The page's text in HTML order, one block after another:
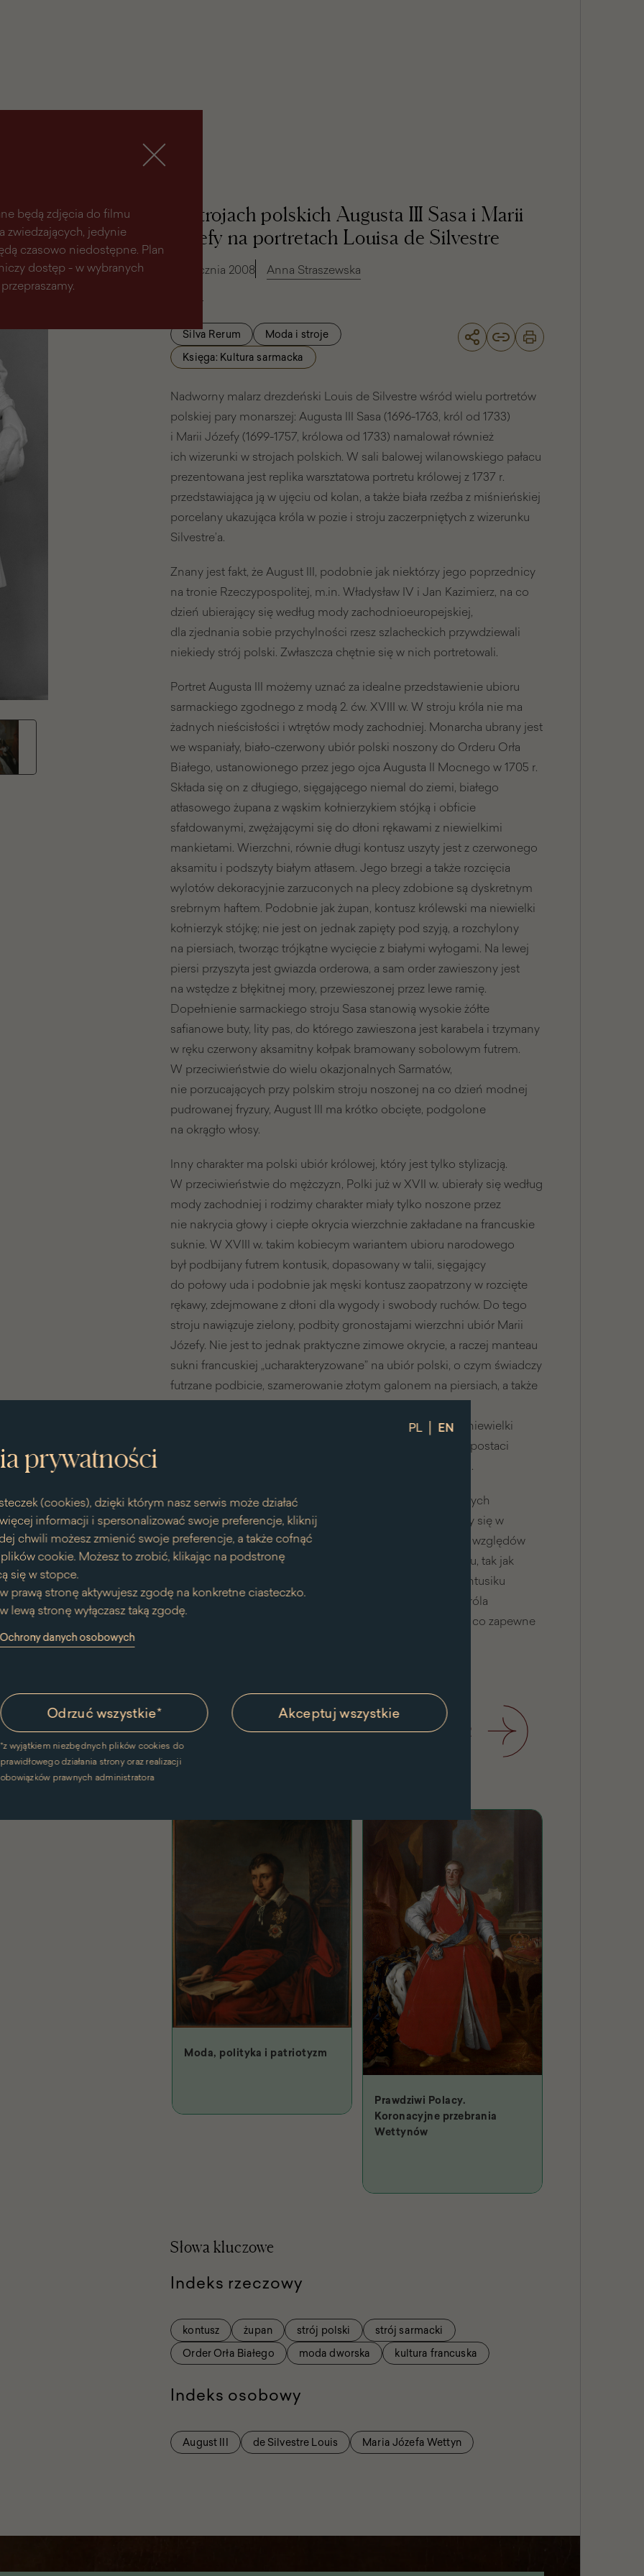
PL | EN
prywatności
(cookies), dzięki którym nasz serwis może działać
informacji i spersonalizować swoje preferencje, kliknij
chwili możesz zmienić swoje preferencje, a także cofnąć
cookie. Możesz to zrobić, klikając na podstronę
się w stopce.
prawą stronę aktywujesz zgodę na konkretne ciasteczko.
lewą stronę wyłączasz taką zgodę.
danych osobowych
Odrzuć wszystkie*
*z wyjątkiem niezbędnych plików cookies do
prawidłowego działania strony oraz realizacji
obowiązków prawnych administratora
Akceptuj wszystkie
będą zdjęcia do filmu
zwiedzających, jedynie
czasowo niedostępne. Plan
dostęp - w wybranych
O strojach polskich Augusta III Sasa i Marii
Józefy na portretach Louisa de Silvestre
21 stycznia 2008 Anna Straszewska
Silva Rerum
Moda i stroje
Księga: Kultura sarmacka
Nadworny malarz drezdeński Louis de Silvestre wśród wielu portretów
polskiej pary monarszej: Augusta III Sasa (1696-1763, król od 1733)
i Marii Józefy (1699-1757, królowa od 1733) namalował również
ich wizerunki w strojach polskich. W sali balowej wilanowskiego pałacu
prezentowana jest replika warsztatowa portretu królowej z 1737 r.
przedstawiająca ją w ujęciu od kolan, a także biała rzeźba z miśnieńskiej
porcelany ukazująca króla w pozie i stroju zaczerpniętych z wizerunku
Silvestre’a.
Znany jest fakt, że August III, podobnie jak niektórzy jego poprzednicy
na tronie Rzeczypospolitej, m.in. Władysław IV i Jan Kazimierz, na co
dzień ubierający się według mody zachodnioeuropejskiej,
dla zjednania sobie przychylności rzesz szlacheckich przywdziewali
niekiedy strój polski. Zwłaszcza chętnie się w nich portretowali.
Portret Augusta III możemy uznać za idealne przedstawienie ubioru
sarmackiego zgodnego z modą 2. ćw. XVIII w. W stroju króla nie ma
żadnych nieścisłości i wtrętów mody zachodniej. Monarcha ubrany jest
we wspaniały, biało-czerwony ubiór polski noszony do Orderu Orła
Białego, ustanowionego przez jego ojca Augusta II Mocnego w 1705 r.
Składa się on z długiego, sięgającego niemal do ziemi, białego
atłasowego żupana z wąskim kołnierzykiem stójką i obficie
sfałdowanymi, zwężającymi się do dłoni rękawami z niewielkimi
mankietami. Wierzchni, równie długi kontusz uszyty jest z czerwonego
aksamitu i podszyty białym atłasem. Jego brzegi a także rozcięcia
wylotów dekoracyjnie zarzuconych na plecy zdobione są dyskretnym
srebrnym haftem. Podobnie jak żupan, kontusz królewski ma niewielki
kołnierzyk stójkę; nie jest on jednak zapięty pod szyją, a rozchylony
na piersiach, tworząc trójkątne wycięcie z białymi wyłogami. Na lewej
piersi przyszyta jest gwiazda orderowa, a sam order zawieszony jest
na wstędze z błękitnej mory, przewieszonej przez lewe ramię.
Dopełnienie sarmackiego stroju Sasa stanowią wysokie żółte
safianowe buty, lity pas, do którego zawieszona jest karabela i trzymany
w ręku czerwony aksamitny kołpak bramowany sobolowym futrem.
W przeciwieństwie do wielu okazjonalnych Sarmatów,
nie porzucających przy polskim stroju noszonej na co dzień modnej
pudrowanej fryzury, August III ma krótko obcięte, podgolone
na okrągło włosy.
Inny charakter ma polski ubiór królowej, który jest tylko stylizacją.
W przeciwieństwie do mężczyzn, Polki już w XVII w. ubierały się według
mody zachodniej i rodzimy charakter miały tylko noszone przez
nie nakrycia głowy i ciepłe okrycia wierzchnie zakładane na francuskie
suknie. W XVIII w. takim kobiecym wariantem ubioru narodowego
był podbijany futrem kontusik, dopasowany w talii, sięgający
do połowy uda i podobnie jak męski kontusz zaopatrzony w rozcięte
rękawy, zdejmowane z dłoni dla wygody i swobody ruchów. Do tego
stroju nawiązuje zielony, podbity gronostajami wierzchni ubiór Marii
Józefy. Nie jest to jednak praktyczne zimowe okrycie, a raczej manteau
sukni francuskiej „ucharakteryzowane” na ubiór polski, o czym świadczy
futrzane podbicie, szamerowanie złotym galonem na piersiach, a także
podwójne rękawy, z których wierzchnie są długie, rozcięte
i dekoracyjnie zwisają na plecach. Na głowie królowa ma niewielki
czerwony bramowany futrem kołpaczek zredukowany do postaci
stroika nie przysłaniającego modnej pudrowanej peruczki.
Znane jest bardzo niewiele kobiecych osiemnastowiecznych
wizerunków w strojach polskich. Zwykle Polki portretowały się w
modnych francuskich sukniach. Jedynie sporadycznie ze względów
politycznych podkreślały narodowy charakter swego stroju, tak jak
to ma miejsce w przypadku wizerunku Marii Józefy. W kontusiku
i kołpaczku portretowana była również matka kolejnego króla
Rzeczpospolitej Konstancja z Czartoryskich Poniatowska, co zapewne
Polecane artykuły 2 Następny
Moda, polityka i patriotyzm
Prawdziwi Polacy.
Koronacyjne przebrania
Wettynów
Słowa kluczowe
Indeks rzeczowy
kontusz żupan strój polski
strój sarmacki
Order Orła Białego
moda dworska kultura francuska
Indeks osobowy
August III de Silvestre Louis Maria Józefa Wettyn